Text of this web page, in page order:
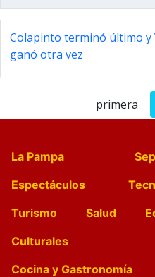
Colapinto terminó último y
ganó otra vez
primera
La Pampa
Espectáculos
Turismo
Salud
Culturales
Cocina y Gastronomía